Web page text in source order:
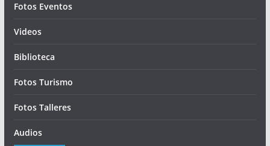
Fotos Eventos
Videos
Biblioteca
Fotos Turismo
Fotos Talleres
Audios